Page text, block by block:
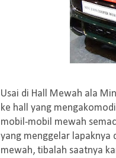
Usai di Hall Mewah ala
ke hall yang
mobil-mobil mewah
yang menggelar lapaknya
mewah, tibalah saatnya